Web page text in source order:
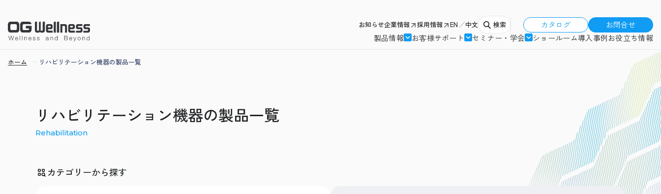
お知らせ企業情報 採用情報 EN 中文 検索 カタログ
お問合せ
製品情報
お客様サポート セミナー・学会 ショールーム導入事例お役立ち情報
ホーム リハビリテーション機器の製品一覧
リハビリテーション機器の製品一覧
Rehabilitation
カテゴリーから探す